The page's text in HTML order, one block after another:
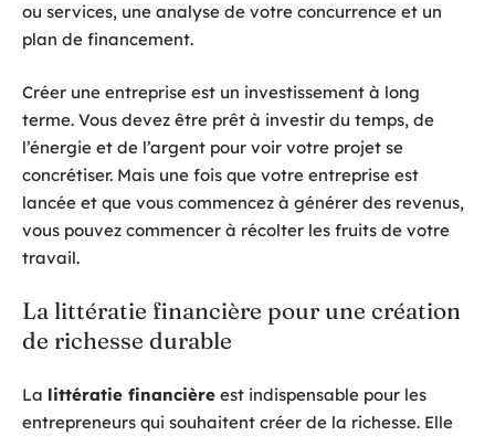
ou services, une analyse de votre concurrence et un
plan de financement.
Créer une entreprise est un investissement à long
terme. Vous devez être prêt à investir du temps, de
l’énergie et de l’argent pour voir votre projet se
concrétiser. Mais une fois que votre entreprise est
lancée et que vous commencez à générer des revenus,
vous pouvez commencer à récolter les fruits de votre
travail.
La littératie financière pour une création
de richesse durable
La littératie financière est indispensable pour les
entrepreneurs qui souhaitent créer de la richesse. Elle